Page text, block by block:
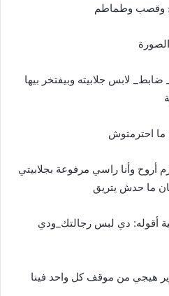
وقصب وطماطم
لابس جلابيته وبيفتخر بيها
احترمتوش
أروح وأنا راسي مرفوعة بجلابيتي
ما حدش يتريق
أقوله: دي لبس رجالتك_ودي
هيجي من موقف كل واحد فينا